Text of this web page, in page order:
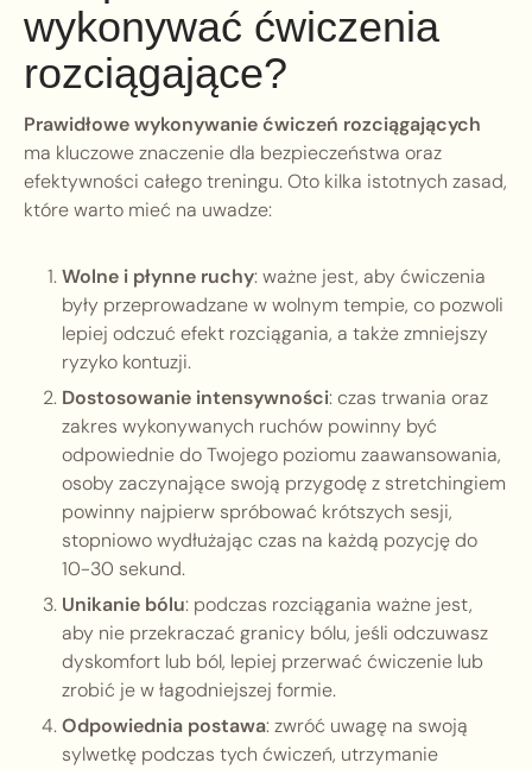
wykonywać ćwiczenia
rozciągające?
Prawidłowe wykonywanie ćwiczeń rozciągających
ma kluczowe znaczenie dla bezpieczeństwa oraz
efektywności całego treningu. Oto kilka istotnych zasad,
które warto mieć na uwadze:
Wolne i płynne ruchy: ważne jest, aby ćwiczenia
były przeprowadzane w wolnym tempie, co pozwoli
lepiej odczuć efekt rozciągania, a także zmniejszy
ryzyko kontuzji.
Dostosowanie intensywności: czas trwania oraz
zakres wykonywanych ruchów powinny być
odpowiednie do Twojego poziomu zaawansowania,
osoby zaczynające swoją przygodę z stretchingiem
powinny najpierw spróbować krótszych sesji,
stopniowo wydłużając czas na każdą pozycję do
10-30 sekund.
Unikanie bólu: podczas rozciągania ważne jest,
aby nie przekraczać granicy bólu, jeśli odczuwasz
dyskomfort lub ból, lepiej przerwać ćwiczenie lub
zrobić je w łagodniejszej formie.
Odpowiednia postawa: zwróć uwagę na swoją
sylwetkę podczas tych ćwiczeń, utrzymanie